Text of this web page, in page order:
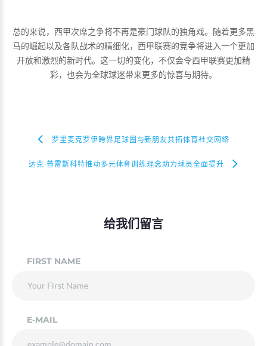
总的来说，西甲次席之争将不再是豪门球队的独角戏。随着更多黑
马的崛起以及各队战术的精细化，西甲联赛的竞争将进入一个更加
开放和激烈的新时代。这一切的变化，不仅会令西甲联赛更加精
彩，也会为全球球迷带来更多的惊喜与期待。
罗里麦克罗伊跨界足球圈与新朋友共拓体育社交网络
达克·普雷斯科特推动多元体育训练理念助力球员全面提升
给我们留言
FIRST NAME
E-MAIL